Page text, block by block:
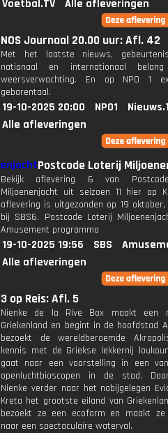
Voetbal.TV Alle afleveringen
NOS Journaal 20.00 uur: Afl. 42
Met het laatste nieuws,
nationaal en internationaal
weersverwachting. En op NPO 1
gebarentaal.
19-10-2025 20:00 NPO1
Alle afleveringen
Postcode Loterij
Bekijk aflevering 6 van
Miljoenenjacht uit seizoen 11 hier op
aflevering is uitgezonden op 19 oktober,
bij SBS6. Postcode Loterij
Amusement programma
19-10-2025 19:56 SBS
Alle afleveringen
3 op Reis: Afl. 5
Nienke de la Rive Box maakt een
Griekenland en begint in de hoofdstad
bezoekt de wereldberoemde
kennis met de Griekse lekkernij
gaat naar een voorstelling in een
openluchtbioscopen in de stad.
Nienke verder naar het nabijgelegen
Kreta het grootste eiland van
bezoekt ze een ecofarm en maakt
naar een spectaculaire waterval.